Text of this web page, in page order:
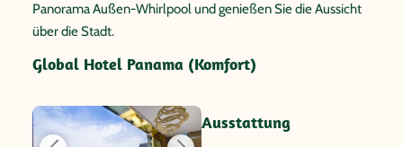
Panorama Außen-Whirlpool und genießen Sie die Aussicht
über die Stadt.
Global Hotel Panama (Komfort)
Ausstattung